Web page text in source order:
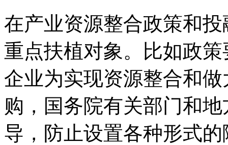
在产业资源整合政策和
重点扶植对象。比如政
企业为实现资源整合和
购，国务院有关部门和
导，防止设置各种形式的